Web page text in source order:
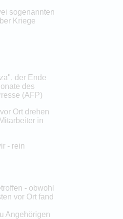
sogenannten
Kriege
der Ende
des
(AFP)
Ort drehen
in
- rein
- obwohl
vor Ort fand
Angehörigen